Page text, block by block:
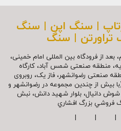
| سنگ اپن | سنگ
| سنگ
قم، بعد از فرودگاه بین المللی امام خمینی،
منطقه صنعتی شمس آباد، کارگاه
صنعتی رضوانشهر، فاز یک، روبروی
بیش از چندین مجموعه در رضوانشهر و
دانیال، بلوار شهيد دانش، نبش
فروشي بزرگ افشاري